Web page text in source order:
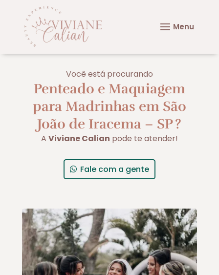
Você está procurando
Penteado e Maquiagem
para Madrinhas em São
João de Iracema – SP?
A Viviane Calian pode te atender!
Fale com a gente